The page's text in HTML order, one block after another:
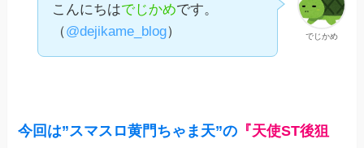
でじかめ
こんにちはでじかめです。
（@dejikame_blog）
今回は”スマスロ黄門ちゃま天”の 『天使ST後狙